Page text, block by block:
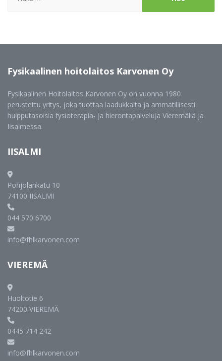
Fysikaalinen hoitolaitos Karvonen Oy
Fysikaalinen Hoitolaitos Karvonen Oy on vuonna 1980
perustettu yritys, joka tuottaa laadukkaita ja ammatillisesti
huipputasoisia fysioterapia- ja hierontapalveluja Vieremällä ja
Iisalmessa.
IISALMI
Pohjolankatu 10
74100 IISALMI
044 570 6700
info@fhlkarvonen.com
VIEREMÄ
Huoltotie 6
74200 VIEREMÄ
0445 714 242
info@fhlkarvonen.com